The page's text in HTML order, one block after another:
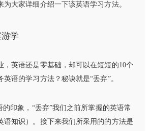
为大家详细介绍一下该英语学习方法。
，英语还是零基础，却可以在短短的10个
语的学习方法？秘诀就是“丢弃”。
的印象，“丢弃”我们之前所掌握的英语常
语知识）。接下来我们所采用的的方法是